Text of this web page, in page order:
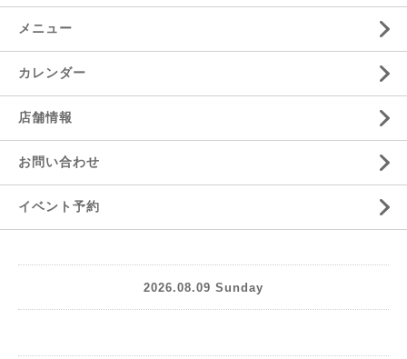
メニュー
カレンダー
店舗情報
お問い合わせ
イベント予約
2026.08.09 Sunday